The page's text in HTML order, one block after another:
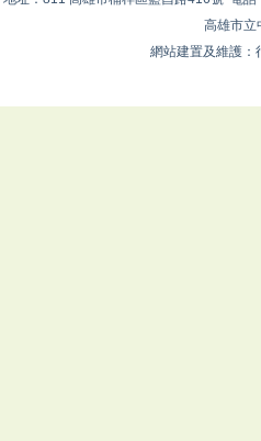
高雄市立
網站建置及維護：